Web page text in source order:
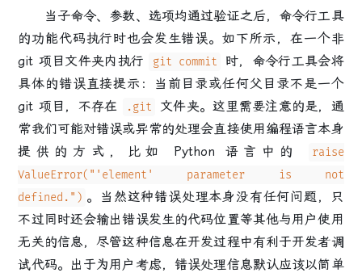
当子命令、参数、选项均通过验证之后，命令行工具
的功能代码执行时也会发生错误。如下所示，在一个非
git 项目文件夹内执行
git commit
时，命令行工具会将
具体的错误直接提示：当前目录或任何父目录不是一个
git 项目，不存在
.git
文件夹。这里需要注意的是，通
常我们可能对错误或异常的处理会直接使用编程语言本身
提供的方式，比如 Python 语言中的
raise
ValueError("'element' parameter is not
defined.") 。当然这种错误处理本身没有任何问题，只
不过同时还会输出错误发生的代码位置等其他与用户使用
无关的信息，尽管这种信息在开发过程中有利于开发者调
试代码。出于为用户考虑，错误处理信息默认应该以简单